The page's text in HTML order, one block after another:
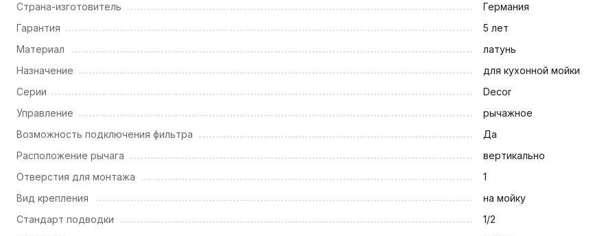
Страна-изготовитель
Германия
Гарантия
5 лет
Материал
латунь
Назначение
для кухонной мойки
Серии
Decor
Управление
рычажное
Возможность подключения фильтра
Да
Расположение рычага
вертикально
Отверстия для монтажа
1
Вид крепления
на мойку
Стандарт подводки
1/2